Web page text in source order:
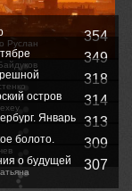
Руслан 354
349
318
остров 314
Январь
313
болото. 309
о будущей
307